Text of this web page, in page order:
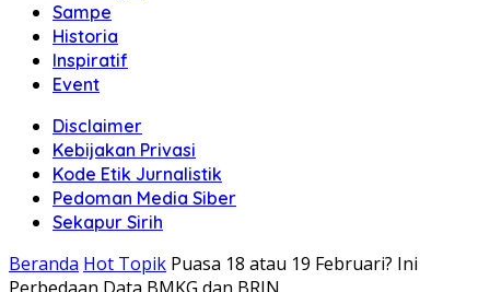
Sampe
Historia
Inspiratif
Event
Disclaimer
Kebijakan Privasi
Kode Etik Jurnalistik
Pedoman Media Siber
Sekapur Sirih
Beranda Hot Topik Puasa 18 atau 19 Februari? Ini